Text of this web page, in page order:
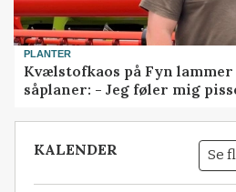
PLANTER
Kvælstofkaos på Fyn
såplaner: - Jeg føler mig
KALENDER Se